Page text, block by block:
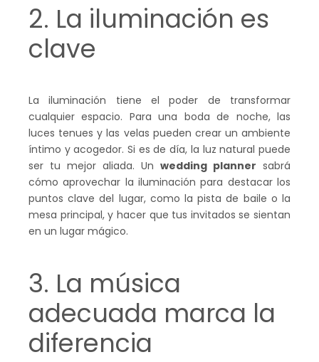
2. La iluminación es
clave
La iluminación tiene el poder de transformar
cualquier espacio. Para una boda de noche, las
luces tenues y las velas pueden crear un ambiente
íntimo y acogedor. Si es de día, la luz natural puede
ser tu mejor aliada. Un wedding planner sabrá
cómo aprovechar la iluminación para destacar los
puntos clave del lugar, como la pista de baile o la
mesa principal, y hacer que tus invitados se sientan
en un lugar mágico.
3. La música
adecuada marca la
diferencia